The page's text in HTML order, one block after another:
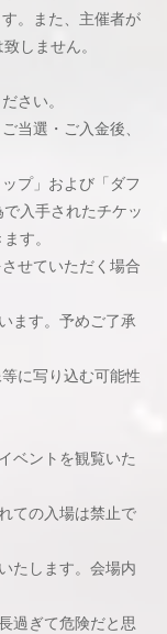
。また、主催者が
しません。
さい。
当選・ご⼊⾦後、
プ」および「ダフ
⼊⼿されたチケッ
す。
せていただく場合
ます。予めご了承
に写り込む可能性
ベントを観覧いた
ての⼊場は禁⽌で
たします。会場内
過ぎて危険だと思